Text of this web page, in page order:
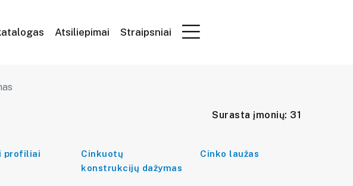
Atsiliepimai Straipsniai
Surasta įmonių: 31
profiliai
Cinkuotų
konstrukcijų dažymas
Cinko laužas